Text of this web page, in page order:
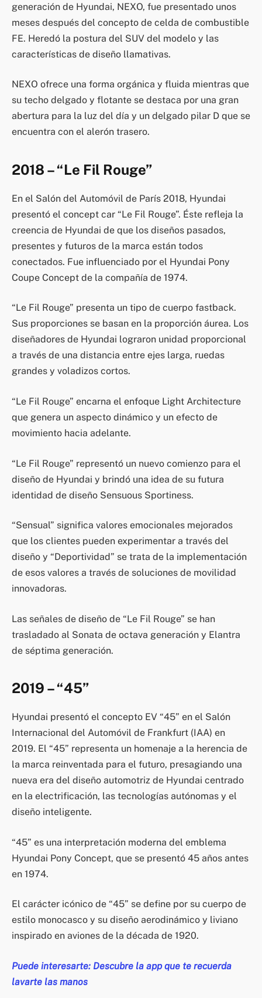
generación de Hyundai, NEXO, fue presentado unos
meses después del concepto de celda de combustible
FE. Heredó la postura del SUV del modelo y las
características de diseño llamativas.
NEXO ofrece una forma orgánica y fluida mientras que
su techo delgado y flotante se destaca por una gran
abertura para la luz del día y un delgado pilar D que se
encuentra con el alerón trasero.
2018 – “Le Fil Rouge”
En el Salón del Automóvil de París 2018, Hyundai
presentó el concept car “Le Fil Rouge”. Éste refleja la
creencia de Hyundai de que los diseños pasados,
presentes y futuros de la marca están todos
conectados. Fue influenciado por el Hyundai Pony
Coupe Concept de la compañía de 1974.
“Le Fil Rouge” presenta un tipo de cuerpo fastback.
Sus proporciones se basan en la proporción áurea. Los
diseñadores de Hyundai lograron unidad proporcional
a través de una distancia entre ejes larga, ruedas
grandes y voladizos cortos.
“Le Fil Rouge” encarna el enfoque Light Architecture
que genera un aspecto dinámico y un efecto de
movimiento hacia adelante.
“Le Fil Rouge” representó un nuevo comienzo para el
diseño de Hyundai y brindó una idea de su futura
identidad de diseño Sensuous Sportiness.
“Sensual” significa valores emocionales mejorados
que los clientes pueden experimentar a través del
diseño y “Deportividad” se trata de la implementación
de esos valores a través de soluciones de movilidad
innovadoras.
Las señales de diseño de “Le Fil Rouge” se han
trasladado al Sonata de octava generación y Elantra
de séptima generación.
2019 – “45”
Hyundai presentó el concepto EV “45” en el Salón
Internacional del Automóvil de Frankfurt (IAA) en
2019. El “45” representa un homenaje a la herencia de
la marca reinventada para el futuro, presagiando una
nueva era del diseño automotriz de Hyundai centrado
en la electrificación, las tecnologías autónomas y el
diseño inteligente.
“45” es una interpretación moderna del emblema
Hyundai Pony Concept, que se presentó 45 años antes
en 1974.
El carácter icónico de “45” se define por su cuerpo de
estilo monocasco y su diseño aerodinámico y liviano
inspirado en aviones de la década de 1920.
Puede interesarte: Descubre la app que te recuerda
lavarte las manos